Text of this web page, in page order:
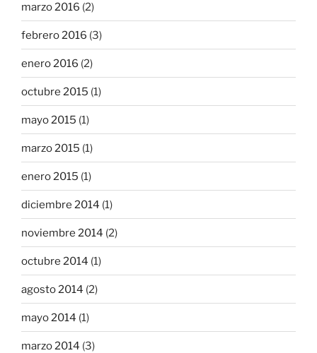
marzo 2016 (2)
febrero 2016 (3)
enero 2016 (2)
octubre 2015 (1)
mayo 2015 (1)
marzo 2015 (1)
enero 2015 (1)
diciembre 2014 (1)
noviembre 2014 (2)
octubre 2014 (1)
agosto 2014 (2)
mayo 2014 (1)
marzo 2014 (3)